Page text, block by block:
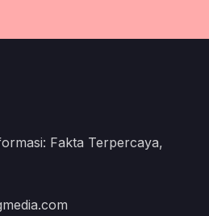
Fakta Terpercaya,